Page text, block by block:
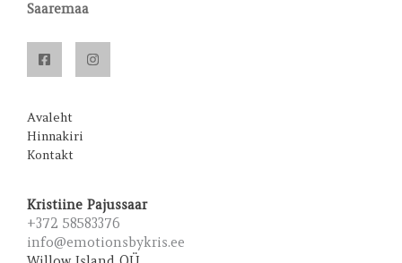
Saaremaa
Avaleht
Hinnakiri
Kontakt
Kristiine Pajussaar
+372 58583376
info@emotionsbykris.ee